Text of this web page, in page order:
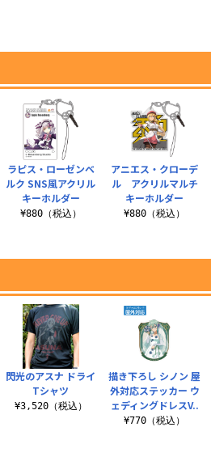
ラピス・ローゼンベ
ルク SNS風アクリル
キーホルダー
¥880（税込）
アニエス・クローデ
ル アクリルマルチ
キーホルダー
¥880（税込）
閃光のアスナ ドライ
Tシャツ
¥3,520（税込）
描き下ろし シノン 屋
外対応ステッカー ウ
ェディングドレスV..
¥770（税込）